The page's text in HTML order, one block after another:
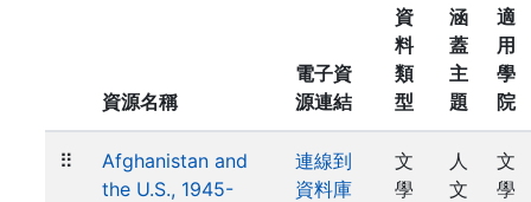
資源名稱
電子資
源連結
資
料
類
型
涵
蓋
主
題
適
用
學
院
⠿
Afghanistan and
the U.S., 1945-
連線到
資料庫
文
學
人
文
文
學